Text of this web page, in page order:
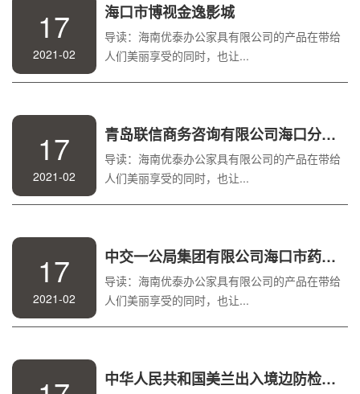
17
2021-02
海口市博视金逸影城
导读：海南优泰办公家具有限公司的产品在带给
人们美丽享受的同时，也让...
17
2021-02
青岛联信商务咨询有限公司海口分公司
导读：海南优泰办公家具有限公司的产品在带给
人们美丽享受的同时，也让...
17
2021-02
中交一公局集团有限公司海口市药谷人才房总承包项目经理部
导读：海南优泰办公家具有限公司的产品在带给
人们美丽享受的同时，也让...
中华人民共和国美兰出入境边防检查站